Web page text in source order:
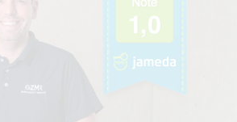
Sprechstunden
Leistungen